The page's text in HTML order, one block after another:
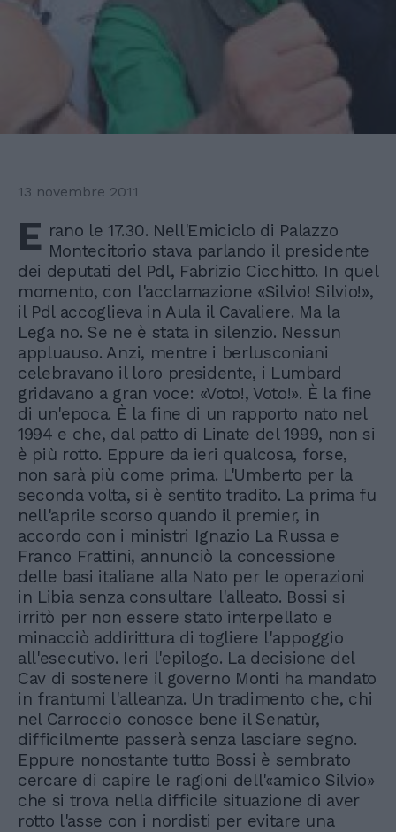
13 novembre 2011
E rano le 17.30. Nell'Emiciclo di Palazzo
Montecitorio stava parlando il presidente
dei deputati del Pdl, Fabrizio Cicchitto. In quel
momento, con l'acclamazione «Silvio! Silvio!»,
il Pdl accoglieva in Aula il Cavaliere. Ma la
Lega no. Se ne è stata in silenzio. Nessun
appluauso. Anzi, mentre i berlusconiani
celebravano il loro presidente, i Lumbard
gridavano a gran voce: «Voto!, Voto!». È la fine
di un'epoca. È la fine di un rapporto nato nel
1994 e che, dal patto di Linate del 1999, non si
è più rotto. Eppure da ieri qualcosa, forse,
non sarà più come prima. L'Umberto per la
seconda volta, si è sentito tradito. La prima fu
nell'aprile scorso quando il premier, in
accordo con i ministri Ignazio La Russa e
Franco Frattini, annunciò la concessione
delle basi italiane alla Nato per le operazioni
in Libia senza consultare l'alleato. Bossi si
irritò per non essere stato interpellato e
minacciò addirittura di togliere l'appoggio
all'esecutivo. Ieri l'epilogo. La decisione del
Cav di sostenere il governo Monti ha mandato
in frantumi l'alleanza. Un tradimento che, chi
nel Carroccio conosce bene il Senatùr,
difficilmente passerà senza lasciare segno.
Eppure nonostante tutto Bossi è sembrato
cercare di capire le ragioni dell'«amico Silvio»
che si trova nella difficile situazione di aver
rotto l'asse con i nordisti per evitare una